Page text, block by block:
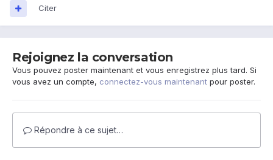
Citer
Rejoignez la conversation
Vous pouvez poster maintenant et vous enregistrez plus tard. Si
vous avez un compte, connectez-vous maintenant pour poster.
Répondre à ce sujet…